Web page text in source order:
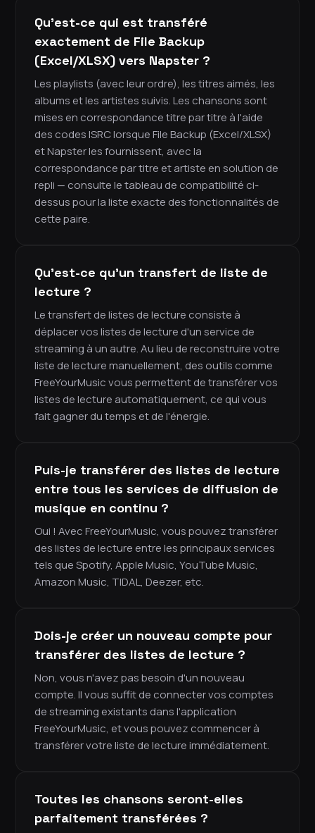
Qu'est-ce qui est transféré
exactement de File Backup
(Excel/XLSX) vers Napster ?
Les playlists (avec leur ordre), les titres aimés, les
albums et les artistes suivis. Les chansons sont
mises en correspondance titre par titre à l'aide
des codes ISRC lorsque File Backup (Excel/XLSX)
et Napster les fournissent, avec la
correspondance par titre et artiste en solution de
repli — consulte le tableau de compatibilité ci-
dessus pour la liste exacte des fonctionnalités de
cette paire.
Qu'est-ce qu'un transfert de liste de
lecture ?
Le transfert de listes de lecture consiste à
déplacer vos listes de lecture d'un service de
streaming à un autre. Au lieu de reconstruire votre
liste de lecture manuellement, des outils comme
FreeYourMusic vous permettent de transférer vos
listes de lecture automatiquement, ce qui vous
fait gagner du temps et de l'énergie.
Puis-je transférer des listes de lecture
entre tous les services de diffusion de
musique en continu ?
Oui ! Avec FreeYourMusic, vous pouvez transférer
des listes de lecture entre les principaux services
tels que Spotify, Apple Music, YouTube Music,
Amazon Music, TIDAL, Deezer, etc.
Dois-je créer un nouveau compte pour
transférer des listes de lecture ?
Non, vous n'avez pas besoin d'un nouveau
compte. Il vous suffit de connecter vos comptes
de streaming existants dans l'application
FreeYourMusic, et vous pouvez commencer à
transférer votre liste de lecture immédiatement.
Toutes les chansons seront-elles
parfaitement transférées ?